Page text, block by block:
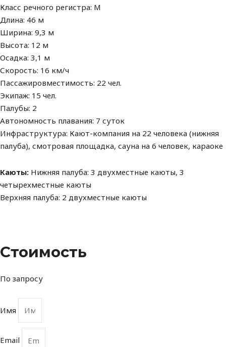
Класс речного регистра: М
Длина: 46 м
Ширина: 9,3 м
Высота: 12 м
Осадка: 3,1 м
Скорость: 16 км/ч
Пассажировместимость: 22 чел.
Экипаж: 15 чел.
Палубы: 2
Автономность плавания: 7 суток
Инфраструктура: Кают-компания на 22 человека (нижняя
палуба), смотровая площадка, сауна на 6 человек, караоке
Каюты: Нижняя палуба: 3 двухместные каюты, 3
четырехместные каюты
Верхняя палуба: 2 двухместные каюты
Стоимоcть
По запросу
Имя
Email